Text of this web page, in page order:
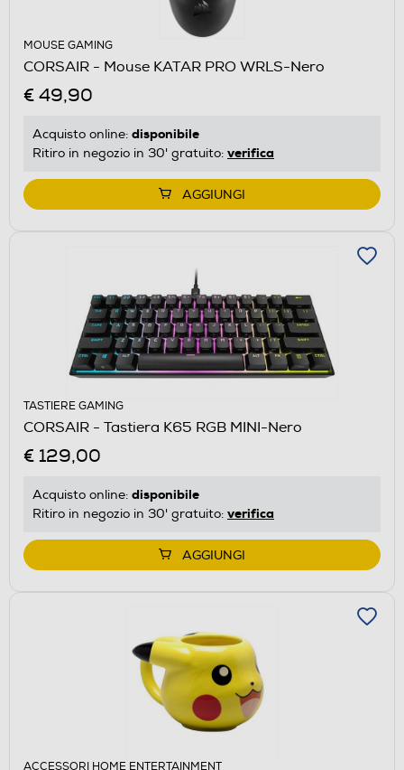
MOUSE GAMING
CORSAIR - Mouse KATAR PRO WRLS-Nero
€ 49,90
Acquisto online: disponibile
Ritiro in negozio in 30' gratuito: verifica
AGGIUNGI
TASTIERE GAMING
CORSAIR - Tastiera K65 RGB MINI-Nero
€ 129,00
Acquisto online: disponibile
Ritiro in negozio in 30' gratuito: verifica
AGGIUNGI
ACCESSORI HOME ENTERTAINMENT